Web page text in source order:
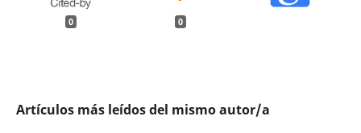
0 0
Artículos más leídos del mismo autor/a